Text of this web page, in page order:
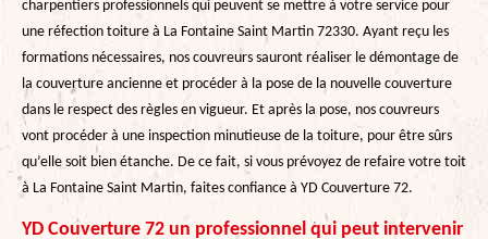
charpentiers professionnels qui peuvent se mettre à votre service pour
une réfection toiture à La Fontaine Saint Martin 72330. Ayant reçu les
formations nécessaires, nos couvreurs sauront réaliser le démontage de
la couverture ancienne et procéder à la pose de la nouvelle couverture
dans le respect des règles en vigueur. Et après la pose, nos couvreurs
vont procéder à une inspection minutieuse de la toiture, pour être sûrs
qu’elle soit bien étanche. De ce fait, si vous prévoyez de refaire votre toit
à La Fontaine Saint Martin, faites confiance à YD Couverture 72.
YD Couverture 72 un professionnel qui peut intervenir